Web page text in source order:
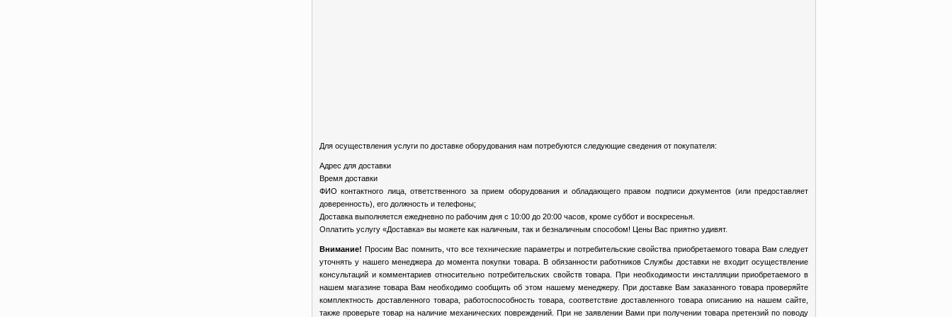
Для осуществления услуги по доставке оборудования нам потребуются следующие сведения от покупателя:
Адрес для доставки
Время доставки
ФИО контактного лица, ответственного за прием оборудования и обладающего правом подписи документов (или предоставляет
доверенность), его должность и телефоны;
Доставка выполняется ежедневно по рабочим дня с 10:00 до 20:00 часов, кроме суббот и воскресенья.
Оплатить услугу «Доставка» вы можете как наличным, так и безналичным способом! Цены Вас приятно удивят.
Внимание! Просим Вас помнить, что все технические параметры и потребительские свойства приобретаемого товара Вам следует
уточнять у нашего менеджера до момента покупки товара. В обязанности работников Службы доставки не входит осуществление
консультаций и комментариев относительно потребительских свойств товара. При необходимости инсталляции приобретаемого в
нашем магазине товара Вам необходимо сообщить об этом нашему менеджеру. При доставке Вам заказанного товара проверяйте
комплектность доставленного товара, работоспособность товара, соответствие доставленного товара описанию на нашем сайте,
также проверьте товар на наличие механических повреждений. При не заявлении Вами при получении товара претензий по поводу